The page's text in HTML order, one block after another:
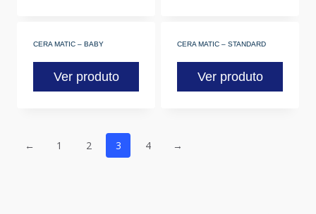
CERA MATIC – BABY
Ver produto
CERA MATIC – STANDARD
Ver produto
← 1 2 3 4 →